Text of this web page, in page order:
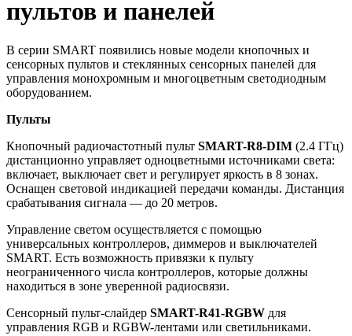
пультов и панелей
В серии SMART появились новые модели кнопочных и
сенсорных пультов и стеклянных сенсорных панелей для
управления монохромным и многоцветным светодиодным
оборудованием.
Пульты
Кнопочный радиочастотный пульт SMART-R8-DIM (2.4 ГГц)
дистанционно управляет одноцветными источниками света:
включает, выключает свет и регулирует яркость в 8 зонах.
Оснащен световой индикацией передачи команды. Дистанция
срабатывания сигнала — до 20 метров.
Управление светом осуществляется с помощью
универсальных контроллеров, диммеров и выключателей
SMART. Есть возможность привязки к пульту
неограниченного числа контроллеров, которые должны
находиться в зоне уверенной радиосвязи.
Сенсорный пульт-слайдер SMART-R41-RGBW для
управления RGB и RGBW-лентами или светильниками.